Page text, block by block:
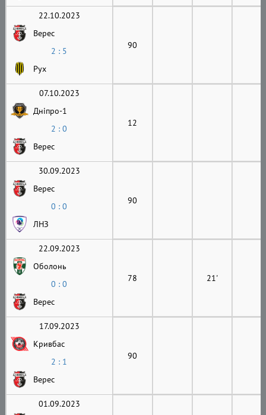
22.10.2023
Верес
2 : 5
Рух
90
07.10.2023
Дніпро-1
2 : 0
Верес
12
30.09.2023
Верес
0 : 0
ЛНЗ
90
22.09.2023
Оболонь
0 : 0
Верес
78 21'
17.09.2023
Кривбас
2 : 1
Верес
90
01.09.2023